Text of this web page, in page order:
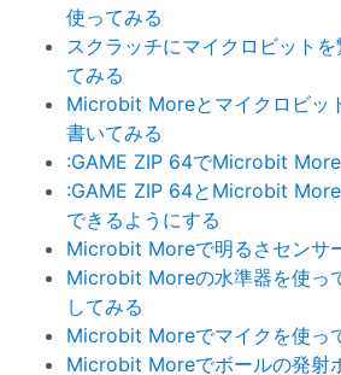
使ってみる
スクラッチにマイクロビット
てみる
Microbit Moreとマイクロビッ
書いてみる
:GAME ZIP 64でMicrobit
:GAME ZIP 64とMicrobit
できるようにする
Microbit Moreで明るさセンサ
Microbit Moreの水準器を使っ
してみる
Microbit Moreでマイクを使っ
Microbit Moreでボールの発射